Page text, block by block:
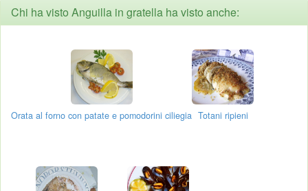
Chi ha visto Anguilla in gratella ha visto anche:
Orata al forno con patate e pomodorini ciliegia Totani ripieni